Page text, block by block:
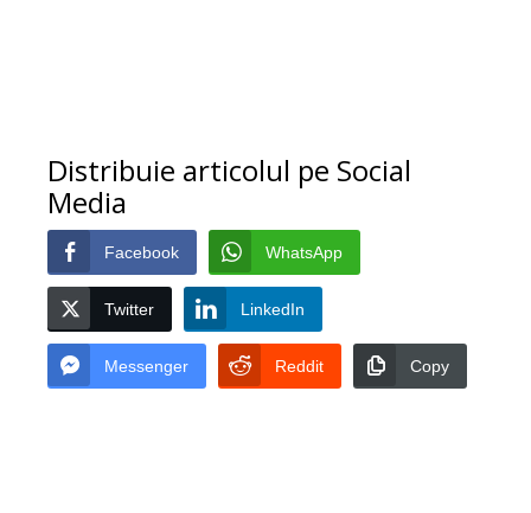
Distribuie articolul pe Social
Media
Facebook WhatsApp
Twitter LinkedIn
Messenger Reddit Copy